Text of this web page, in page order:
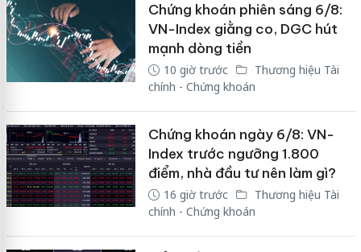
Chứng khoán phiên sáng 6/8:
VN-Index giằng co, DGC hút
mạnh dòng tiền
10 giờ trước
Thương hiệu Tài
chính - Chứng khoán
Chứng khoán ngày 6/8: VN-
Index trước ngưỡng 1.800
điểm, nhà đầu tư nên làm gì?
16 giờ trước
Thương hiệu Tài
chính - Chứng khoán